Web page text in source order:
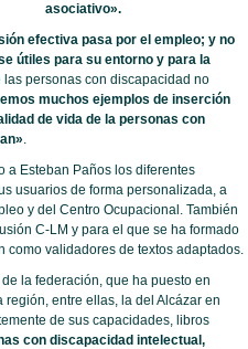
asociativo».
efectiva pasa por el empleo; y no
útiles para su entorno y para la
personas con discapacidad no
muchos ejemplos de inserción
de vida de la personas con
.
a Esteban Paños los diferentes
usuarios de forma personalizada, a
y del Centro Ocupacional. También
C-LM y para el que se ha formado
validadores de textos adaptados.
la federación, que ha puesto en
entre ellas, la del Alcázar en
de sus capacidades, libros
con discapacidad intelectual,